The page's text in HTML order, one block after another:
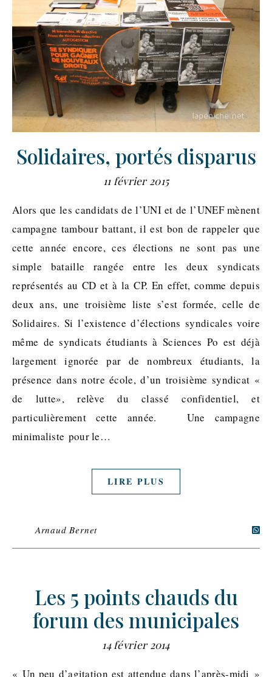
Solidaires, portés disparus
11 février 2015
Alors que les candidats de l’UNI et de l’UNEF mènent
campagne tambour battant, il est bon de rappeler que
cette année encore, ces élections ne sont pas une
simple bataille rangée entre les deux syndicats
représentés au CD et à la CP. En effet, comme depuis
deux ans, une troisième liste s’est formée, celle de
Solidaires. Si l’existence d’élections syndicales voire
même de syndicats étudiants à Sciences Po est déjà
largement ignorée par de nombreux étudiants, la
présence dans notre école, d’un troisième syndicat «
de lutte», relève du classé confidentiel, et
particulièrement cette année. Une campagne
minimaliste pour le…
LIRE PLUS
Arnaud Bernet
Les 5 points chauds du
forum des municipales
14 février 2014
« Un peu d’agitation est attendue dans l’après-midi »